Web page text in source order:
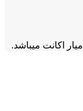
اکانت میباشد.